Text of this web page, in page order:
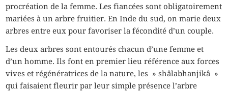
procréation de la femme. Les fiancées sont obligatoirement
mariées à un arbre fruitier. En Inde du sud, on marie deux
arbres entre eux pour favoriser la fécondité d’un couple.
Les deux arbres sont entourés chacun d’une femme et
d’un homme. Ils font en premier lieu référence aux forces
vives et régénératrices de la nature, les » shâlabhanjikâ »
qui faisaient fleurir par leur simple présence l’arbre